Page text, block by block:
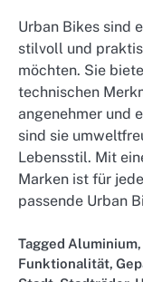
Urban Bikes sind
stilvoll und
möchten. Sie
technischen
angenehmer und
sind sie
Lebensstil. Mit
Marken ist für
passende Urban
Tagged Aluminium,
Funktionalität,